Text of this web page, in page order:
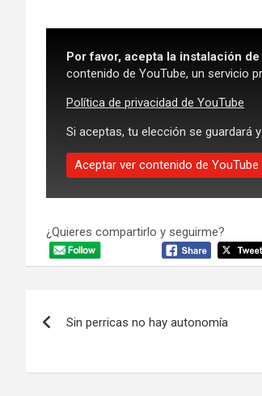
Por favor, acepta la instalación
contenido de YouTube, un servicio
Política de privacidad de YouTube
Si aceptas, tu elección se guardará
Aceptar ver contenido de YouTube
¿Quieres compartirlo y seguirme?
de
entradas
Sin perricas no hay autonomía